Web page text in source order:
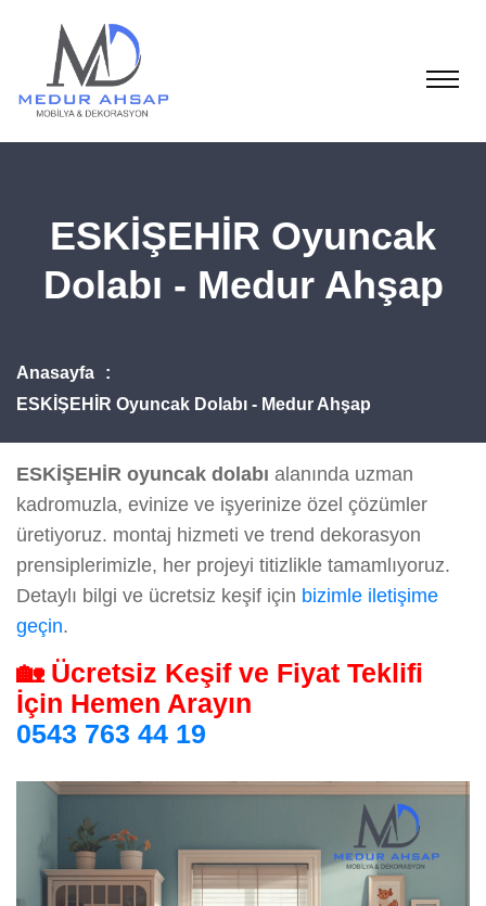
ESKİŞEHİR Oyuncak
Dolabı - Medur Ahşap
Anasayfa
ESKİŞEHİR Oyuncak Dolabı - Medur Ahşap
ESKİŞEHİR oyuncak dolabı alanında uzman
kadromuzla, evinize ve işyerinize özel çözümler
üretiyoruz. montaj hizmeti ve trend dekorasyon
prensiplerimizle, her projeyi titizlikle tamamlıyoruz.
Detaylı bilgi ve ücretsiz keşif için bizimle iletişime
geçin.
🏡 Ücretsiz Keşif ve Fiyat Teklifi
İçin Hemen Arayın
0543 763 44 19